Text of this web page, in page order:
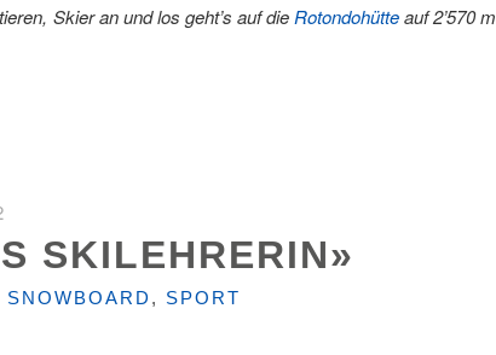
Skier an und los geht’s auf die Rotondohütteauf 2’570 m
SKILEHRERIN»
, SPORT